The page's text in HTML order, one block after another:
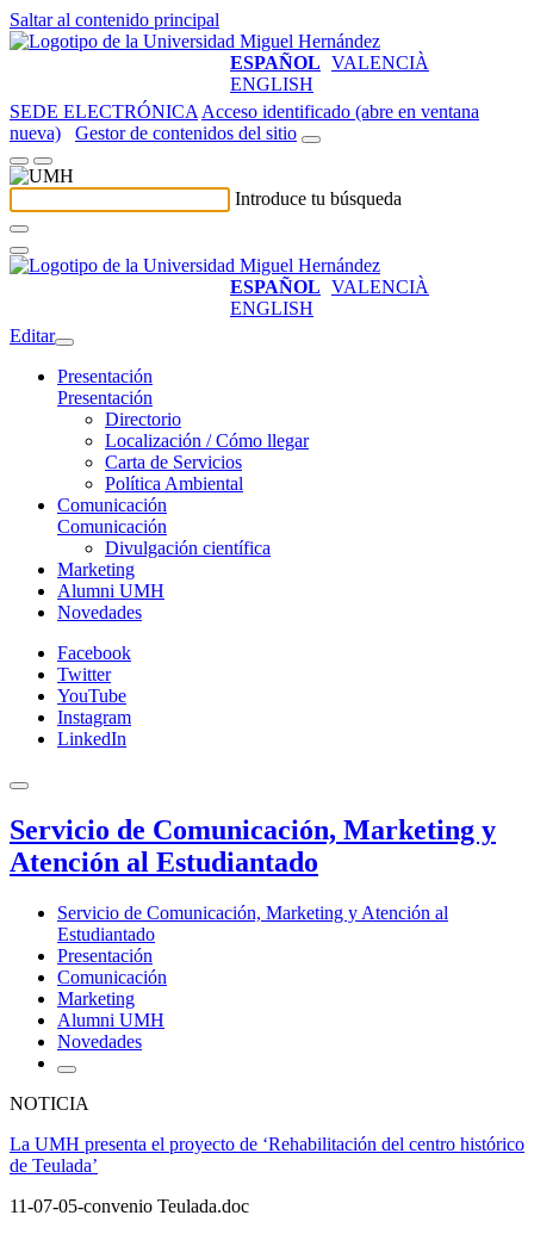
Saltar al contenido principal
ESPAÑOL VALENCIÀ
ENGLISH
SEDE ELECTRÓNICA Acceso identificado (abre en ventana
nueva)
Gestor de contenidos del sitio
Introduce tu búsqueda
ESPAÑOL VALENCIÀ
ENGLISH
Editar
Presentación
Presentación
Directorio
Localización / Cómo llegar
Carta de Servicios
Política Ambiental
Comunicación
Comunicación
Divulgación científica
Marketing
Alumni UMH
Novedades
Facebook
Twitter
YouTube
Instagram
LinkedIn
Servicio de Comunicación, Marketing y
Atención al Estudiantado
Servicio de Comunicación, Marketing y Atención al
Estudiantado
Presentación
Comunicación
Marketing
Alumni UMH
Novedades
NOTICIA
La UMH presenta el proyecto de ‘Rehabilitación del centro histórico
de Teulada’
11-07-05-convenio Teulada.doc